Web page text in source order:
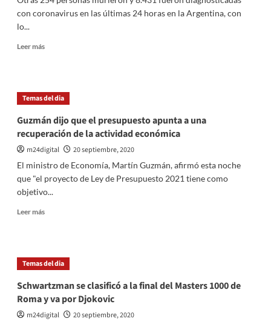
se
registraron
casos
con coronavirus en las últimas 24 horas en la Argentina, con
lo...
Leer másLeer
en
Argentina:
muertos
y
8431
en
las
últimas
horas
Temas del dia
Guzmán dijo que el presupuesto apunta a una
recuperación de la actividad económica
m24digital
20 septiembre, 2020
El ministro de Economía, Martín Guzmán, afirmó esta noche
que "el proyecto de Ley de Presupuesto 2021 tiene como
objetivo...
Leer másLeer
dijo
que
presupuesto
apunta
a
Temas del dia
Schwartzman se clasificó a la final del Masters 1000 de
Roma y va por Djokovic
m24digital
20 septiembre, 2020